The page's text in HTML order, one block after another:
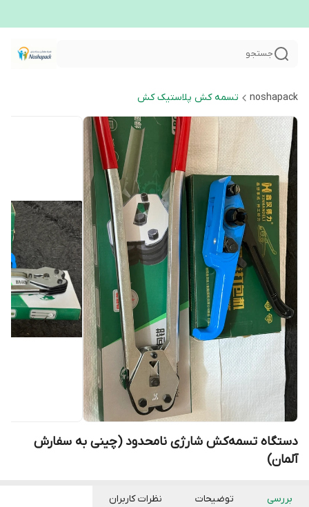
جستجو
noshapack تسمه کش پلاستیک کش
دستگاه تسمه‌کش شارژی نامحدود (چینی به سفارش
آلمان)
بررسی توضیحات نظرات کاربران